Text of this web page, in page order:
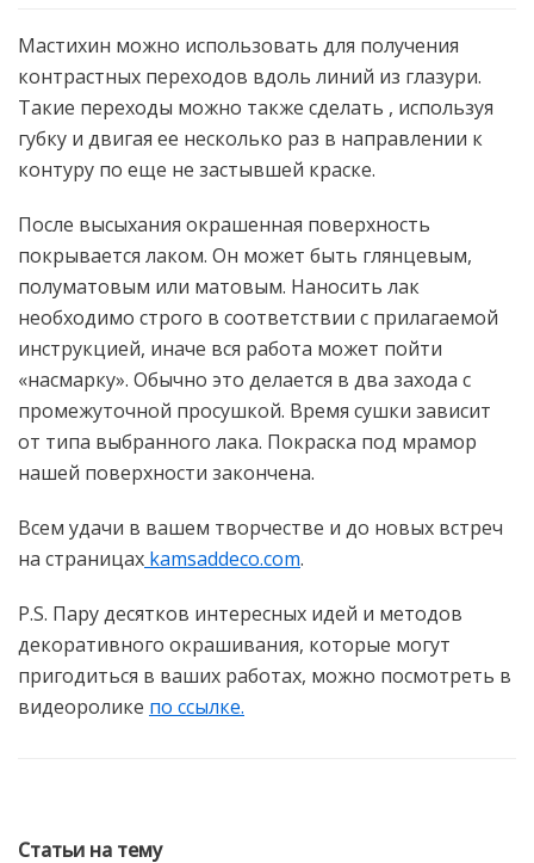
Мастихин можно использовать для получения
контрастных переходов вдоль линий из глазури.
Такие переходы можно также сделать , используя
губку и двигая ее несколько раз в направлении к
контуру по еще не застывшей краске.
После высыхания окрашенная поверхность
покрывается лаком. Он может быть глянцевым,
полуматовым или матовым. Наносить лак
необходимо строго в соответствии с прилагаемой
инструкцией, иначе вся работа может пойти
«насмарку». Обычно это делается в два захода с
промежуточной просушкой. Время сушки зависит
от типа выбранного лака. Покраска под мрамор
нашей поверхности закончена.
Всем удачи в вашем творчестве и до новых встреч
на страницах kamsaddeco.com.
P.S. Пару десятков интересных идей и методов
декоративного окрашивания, которые могут
пригодиться в ваших работах, можно посмотреть в
видеоролике по ссылке.
Статьи на тему